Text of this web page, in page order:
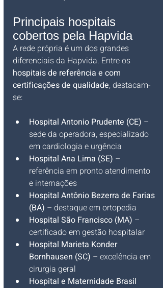
Principais hospitais
cobertos pela Hapvida
A rede própria é um dos grandes
diferenciais da Hapvida. Entre os
hospitais de referência e com
certificações de qualidade, destacam-
se:
Hospital Antonio Prudente (CE) –
sede da operadora, especializado
em cardiologia e urgência
Hospital Ana Lima (SE) –
referência em pronto atendimento
e internações
Hospital Antônio Bezerra de Farias
(BA) – destaque em ortopedia
Hospital São Francisco (MA) –
certificado em gestão hospitalar
Hospital Marieta Konder
Bornhausen (SC) – excelência em
cirurgia geral
Hospital e Maternidade Brasil